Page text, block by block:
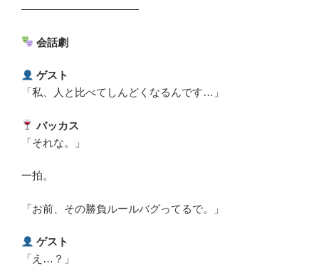
―――――――――――
会話劇
ゲスト
「私、人と比べてしんどくなるんです…」
バッカス
「それな。」
一拍。
「お前、その勝負ルールバグってるで。」
ゲスト
「え…？」